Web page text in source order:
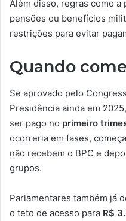
Além disso, regras como
pensões ou benefícios
restrições para evitar
Quando
Se aprovado pelo
Presidência ainda em
ser pago no primeiro
ocorreria em fases,
não recebem o BPC e
grupos.
Parlamentares também já
o teto de acesso para R$